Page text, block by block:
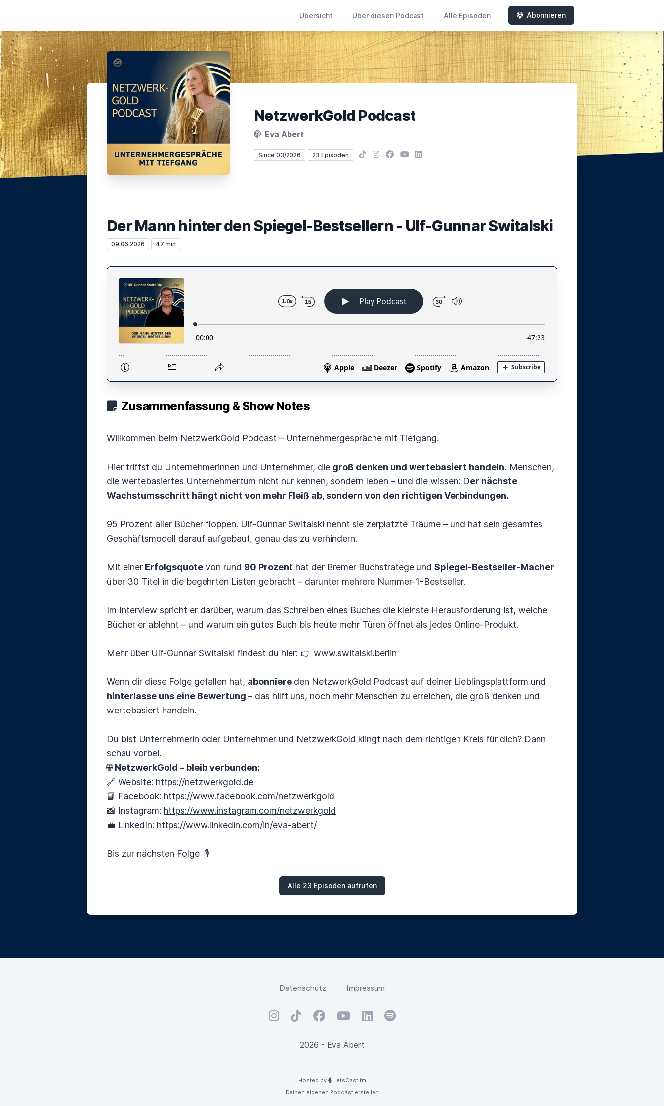
Übersicht Über diesen Podcast Alle Episoden Abonnieren
NetzwerkGold Podcast
Eva Abert
Since 03/2026 23 Episoden TikTokInstagram
Facebook
YouTubeLinkedIn
Der Mann hinter den Spiegel-Bestsellern - Ulf-Gunnar Switalski
09.06.2026 47 min
Zusammenfassung & Show Notes
Willkommen beim NetzwerkGold Podcast – Unternehmergespräche mit Tiefgang.
Hier triffst du Unternehmerinnen und Unternehmer, die groß denken und wertebasiert handeln. Menschen,
die wertebasiertes Unternehmertum nicht nur kennen, sondern leben – und die wissen: Der nächste
Wachstumsschritt hängt nicht von mehr Fleiß ab, sondern von den richtigen Verbindungen.
95 Prozent aller Bücher floppen. Ulf-Gunnar Switalski nennt sie zerplatzte Träume – und hat sein gesamtes
Geschäftsmodell darauf aufgebaut, genau das zu verhindern.
Mit einer Erfolgsquote von rund 90 Prozent hat der Bremer Buchstratege und Spiegel-Bestseller-Macher
über 30 Titel in die begehrten Listen gebracht – darunter mehrere Nummer-1-Bestseller.
Im Interview spricht er darüber, warum das Schreiben eines Buches die kleinste Herausforderung ist, welche
Bücher er ablehnt – und warum ein gutes Buch bis heute mehr Türen öffnet als jedes Online-Produkt.
Mehr über Ulf-Gunnar Switalski findest du hier: 👉 www.switalski.berlin
Wenn dir diese Folge gefallen hat, abonniere den NetzwerkGold Podcast auf deiner Lieblingsplattform und
hinterlasse uns eine Bewertung – das hilft uns, noch mehr Menschen zu erreichen, die groß denken und
wertebasiert handeln.
Du bist Unternehmerin oder Unternehmer und NetzwerkGold klingt nach dem richtigen Kreis für dich? Dann
schau vorbei.
🌐NetzwerkGold – bleib verbunden:
🔗 Website: https://netzwerkgold.de
📘 Facebook: https://www.facebook.com/netzwerkgold
📸 Instagram: https://www.instagram.com/netzwerkgold
💼 LinkedIn: https://www.linkedin.com/in/eva-abert/
Bis zur nächsten Folge 🎙️
Alle 23 Episoden aufrufen
Datenschutz Impressum
InstagramTikTokFacebookYouTubeLinkedInSpotify
2026 - Eva Abert
Hosted by
LetsCast.fm
Deinen eigenen Podcast erstellen